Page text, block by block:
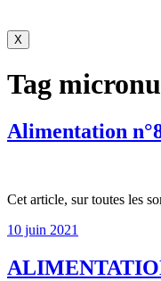
X
Tag
Alimentation
Cet article, sur toutes les
10 juin 2021